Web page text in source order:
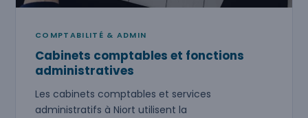
COMPTABILITÉ & ADMIN
Cabinets comptables et fonctions
administratives
Les cabinets comptables et services
administratifs à Niort utilisent la